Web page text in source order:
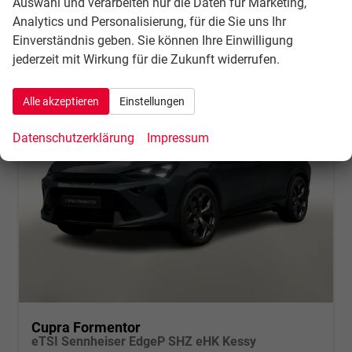
CO2-Klasse: D
CO2-Emissionen:134,00 g/km
Cupra Formentor
eTSI Sennheiser EdgeP SHZ eHK Kessy
Analytics und Personalisierung, für die Sie uns Ihr
Einverständnis geben. Sie können Ihre Einwilligung
jederzeit mit Wirkung für die Zukunft widerrufen.
Alle akzeptieren Einstellungen
Datenschutzerklärung Impressum